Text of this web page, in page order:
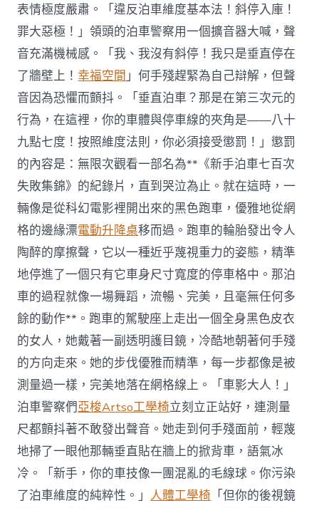
表情極度嚴肅。「違反泊車維度基本法！斜停入庫！
罪大惡極！」領頭的泊車警察用一個擴音器大喊，聲
音充滿機械感。「我、我沒有斜停！我只是垂直停在
了牆壁上！幸福空間」何手殘趕緊為自己辯解，但聲
音因為恐懼而顫抖。「垂直泊車？那是在第三次元的
行為，在這裡，你的車體與停車線的夾角是——八十
九點七度！按照維度法則，你必須接受懲罰！」懲罰
的內容是：無限次觀看一部名為**《新手泊車七百次
失敗集錦》的紀錄片，直到哭泣為止。就在這時，一
輛像是從科幻電影裡開出來的黑色跑車，優雅地從網
格的邊緣漂電動升降桌移而過。跑車的輪胎發出令人
陶醉的摩擦聲，它以一種近乎蔑視重力的姿態，精準
地停進了一個只有它車身尺寸寬度的停車格中。那泊
車的過程就像一場舞蹈，流暢、完美，且毫無任何多
餘的動作**。跑車的駕駛座上走出一個全身黑色皮衣
的女人，她戴著一副透明護目鏡，冷酷地朝著何手殘
的方向走來。她的步伐優雅而精準，每一步都像是被
測量過一樣，完美地落在網格線上。「車影大人！」
泊車警察們亞梭Artso工學椅立刻立正站好，連測量
尺都顫抖著不敢發出聲音。她走到何手殘面前，輕蔑
地掃了一眼他那輛垂直貼在牆上的掀背車，語氣冰
冷。「新手，你的車技像一團混亂的毛線球。你污染
了泊車維度的純粹性。」 人體工學椅 「但你的後視鏡